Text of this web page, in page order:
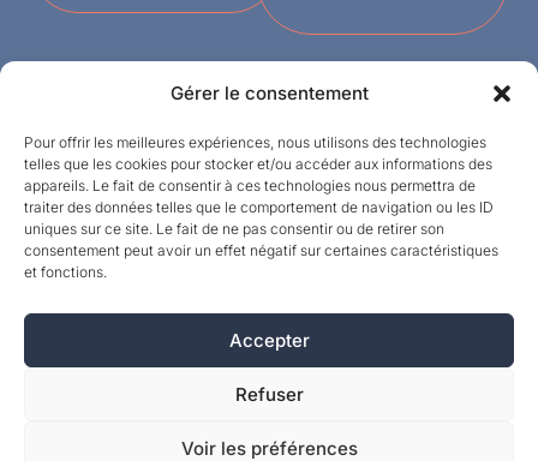
Gérer le consentement
Pour offrir les meilleures expériences, nous utilisons des technologies
telles que les cookies pour stocker et/ou accéder aux informations des
appareils. Le fait de consentir à ces technologies nous permettra de
traiter des données telles que le comportement de navigation ou les ID
uniques sur ce site. Le fait de ne pas consentir ou de retirer son
consentement peut avoir un effet négatif sur certaines caractéristiques
et fonctions.
Accepter
Refuser
Voir les préférences
©MPI 2026 – Crealith ist eine eingetragene
Marke von Mineral Products International S.A. –
Alle Rechte vorbehalten.
Designed by